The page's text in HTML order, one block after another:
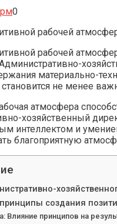
0
рабочей
рабочей
материально-
не менее
атмосфера
хозяйственный
интеллектом и
благоприятную
создания
Влияние принципов на